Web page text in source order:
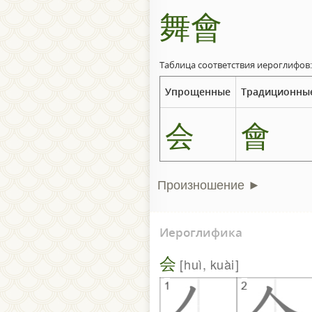
舞會
Таблица соответствия иероглифов:
Упрощенные
会 會
Произношение ►
Иероглифика
会 huì, kuài